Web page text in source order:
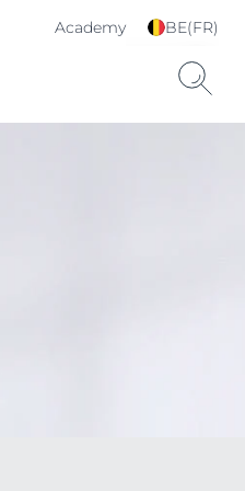
BE(FR)
votre langue
Academy